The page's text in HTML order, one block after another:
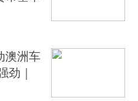
澳洲车
劲｜